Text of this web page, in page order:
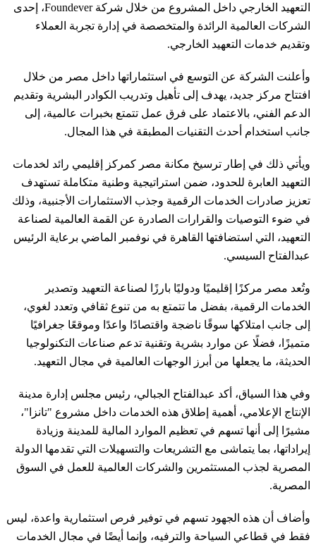
التعهيد الخارجي داخل المشروع من خلال شركة Foundever، إحدى
الشركات العالمية الرائدة والمتخصصة في إدارة تجربة العملاء
وتقديم خدمات التعهيد الخارجي.
وأعلنت الشركة عن التوسع في استثماراتها داخل مصر من خلال
افتتاح مركز جديد، يهدف إلى تأهيل وتدريب الكوادر البشرية وتقديم
الدعم الفني، بالاعتماد على فرق عمل تتمتع بخبرات عالمية، إلى
جانب استخدام أحدث التقنيات المطبقة في هذا المجال.
ويأتي ذلك في إطار ترسيخ مكانة مصر كمركز إقليمي رائد لخدمات
التعهيد العابرة للحدود، ضمن استراتيجية وطنية متكاملة تستهدف
تعزيز صادرات الخدمات الرقمية وجذب الاستثمارات الأجنبية، وذلك
في ضوء التوصيات والقرارات الصادرة عن القمة العالمية لصناعة
التعهيد، التي استضافتها القاهرة في نوفمبر الماضي برعاية الرئيس
عبدالفتاح السيسي.
وتُعد مصر مركزًا إقليميًا ودوليًا بارزًا لصناعة التعهيد وتصدير
الخدمات الرقمية، بفضل ما تتمتع به من تنوع ثقافي وتعدد لغوي،
إلى جانب امتلاكها سوقًا ناضجة واقتصادًا واعدًا وموقعًا جغرافيًا
متميزًا، فضلًا عن موارد بشرية وتقنية تدعم صناعات التكنولوجيا
الحديثة، ما يجعلها من أبرز الوجهات العالمية في مجال التعهيد.
وفي هذا السياق، أكد عبدالفتاح الجبالي، رئيس مجلس إدارة مدينة
الإنتاج الإعلامي، أهمية إطلاق هذه الخدمات داخل مشروع "تانزا"،
مشيرًا إلى أنها تسهم في تعظيم الموارد المالية للمدينة وزيادة
إيراداتها، بما يتماشى مع التشريعات والتسهيلات التي تقدمها الدولة
المصرية لجذب المستثمرين والشركات العالمية للعمل في السوق
المصرية.
وأضاف أن هذه الجهود تسهم في توفير فرص استثمارية واعدة، ليس
فقط في قطاعي السياحة والترفيه، وإنما أيضًا في مجال الخدمات